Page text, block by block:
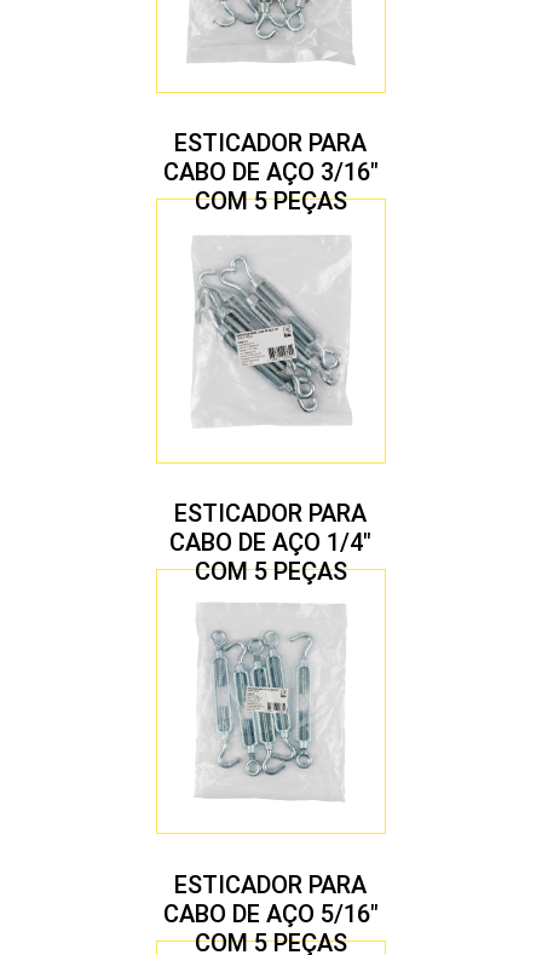
ESTICADOR PARA
CABO DE AÇO 3/16″
COM 5 PEÇAS
ESTICADOR PARA
CABO DE AÇO 1/4″
COM 5 PEÇAS
ESTICADOR PARA
CABO DE AÇO 5/16″
COM 5 PEÇAS